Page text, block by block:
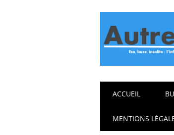
Main
ACCUEIL
MENTIONS